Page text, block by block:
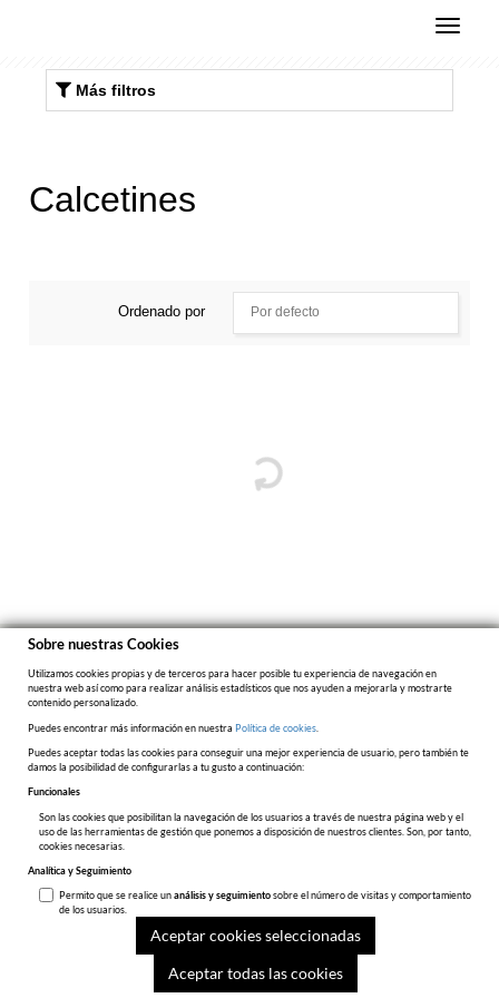
Más filtros
Calcetines
Ordenado por
Sobre nuestras Cookies
Utilizamos cookies propias y de terceros para hacer posible tu experiencia de navegación en
nuestra web así como para realizar análisis estadísticos que nos ayuden a mejorarla y mostrarte
contenido personalizado.
Puedes encontrar más información en nuestra Política de cookies
Puedes aceptar todas las cookies para conseguir una mejor experiencia de usuario, pero también te
damos la posibilidad de configurarlas a tu gusto a continuación:
Funcionales
Son las cookies que posibilitan la navegación de los usuarios a través de nuestra página web y el
uso de las herramientas de gestión que ponemos a disposición de nuestros clientes. Son, por tanto,
cookies necesarias.
Analítica y Seguimiento
Permito que se realice unanálisis y seguimientosobre el número de visitas y comportamiento
de los usuarios.
fin de personalizar los espacios publicitarios que se muestran durante la misma.
Aceptar cookies seleccionadas
Aceptar todas las cookies